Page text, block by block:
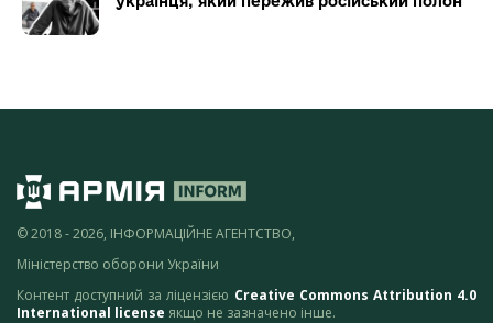
© 2018 - 2026, ІНФОРМАЦІЙНЕ АГЕНТСТВО,
Міністерство оборони України
Контент доступний за ліцензією Creative Commons Attribution 4.0
International license якщо не зазначено інше.